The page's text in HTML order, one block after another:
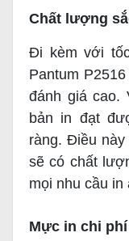
Chất lượng
Đi kèm với
Pantum
đánh giá cao.
bản in đạt
ràng. Điều
sẽ có chất
mọi nhu cầu in
Mực in chi